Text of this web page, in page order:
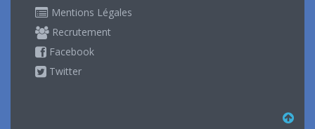
Mentions Légales
Recrutement
Facebook
Twitter